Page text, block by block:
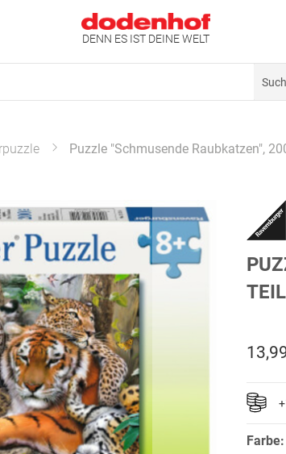
DENN ES IST DEINE WELT
Puzzle "Schmusende Raubkatzen",